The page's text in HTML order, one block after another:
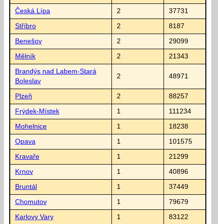
Česká Lípa 2 37731
Stříbro 2 8187
Benešov 2 29099
Mělník 2 21343
Brandýs nad Labem-Stará
Boleslav
2 48971
Plzeň 2 88257
Frýdek-Místek 1 111234
Mohelnice 1 18238
Opava 1 101575
Kravaře 1 21299
Krnov 1 40896
Bruntál 1 37449
Chomutov 1 79679
Karlovy Vary 1 83122